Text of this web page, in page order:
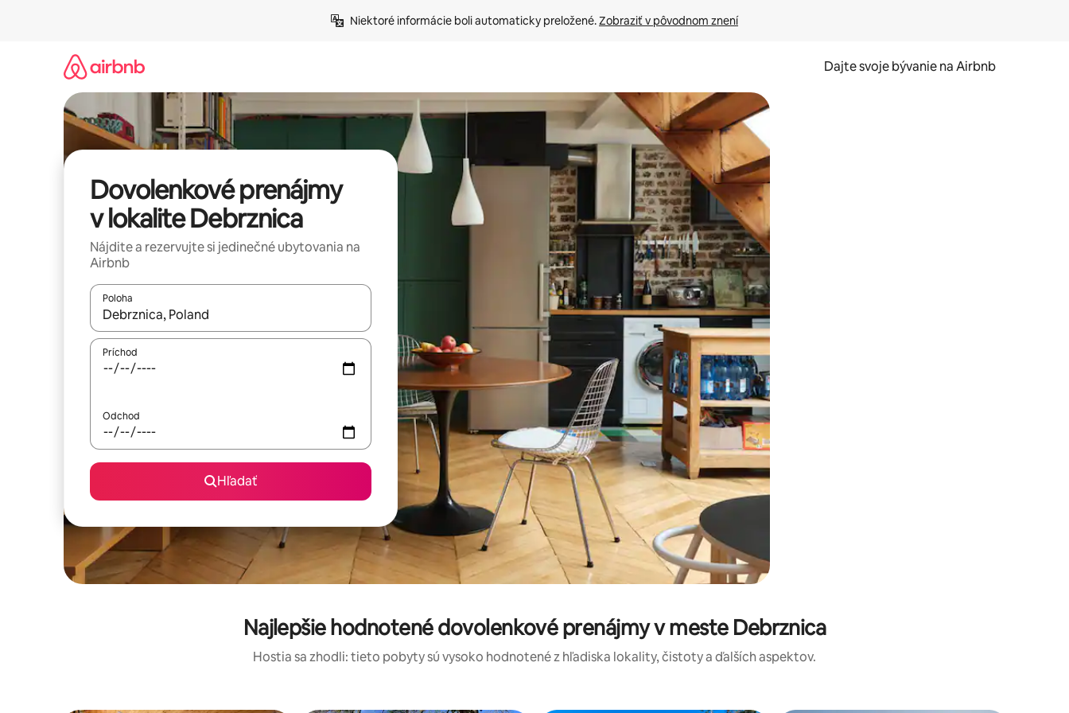
Niektoré informácie boli automaticky preložené. Zobraziť v pôvodnom znení
Dajte svoje bývanie na Airbnb
Dovolenkové prenájmy
v lokalite Debrznica
Nájdite a rezervujte si jedinečné ubytovania na
Airbnb
Poloha
Keď budú výsledky k dispozícii, môžete si ich prechádzať pomocou klávesov so šípkami nahor a nadol alebo ich preskúmať pomocou dotykových gest či potiahnutia prstom.
Príchod
Odchod
Hľadať
Najlepšie hodnotené dovolenkové prenájmy v meste Debrznica
Hostia sa zhodli: tieto pobyty sú vysoko hodnotené z hľadiska lokality, čistoty a ďalších aspektov.